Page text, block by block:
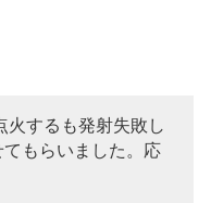
火するも発射失敗し
もらいました。応